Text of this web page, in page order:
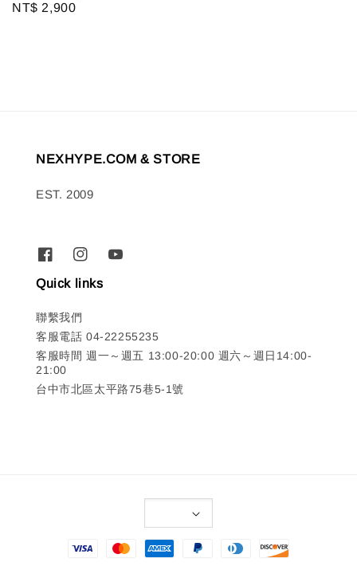
Regular
NT$ 2,900
NEXHYPE.COM & STORE
EST. 2009
Quick links
聯繫我們
客服電話 04-22255235
客服時間 週一～週五 13:00-20:00 週六～週日14:00-
21:00
台中市北區太平路75巷5-1號